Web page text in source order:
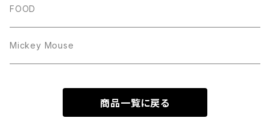
FOOD
Mickey Mouse
商品一覧に戻る